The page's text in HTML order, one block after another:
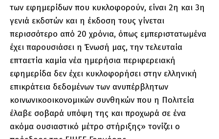
των εφημερίδων που κυκλοφορούν, είναι 2η και 3η
γενιά εκδοτών και η έκδοση τους γίνεται
περισσότερο από 20 χρόνια, όπως εμπεριστατωμένα
έχει παρουσιάσει η Ένωσή μας, την τελευταία
επταετία καμία νέα ημερήσια περιφερειακή
εφημερίδα δεν έχει κυκλοφορήσει στην ελληνική
επικράτεια δεδομένων των ανυπέρβλητων
κοινωνικοοικονομικών συνθηκών που η Πολιτεία
έλαβε σοβαρά υπόψη της και προχωρά σε ένα
ακόμα ουσιαστικό μέτρο στήριξης» τονίζει ο